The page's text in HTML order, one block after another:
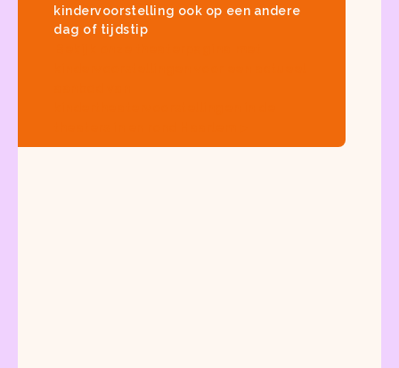
kindervoorstelling ook op een andere
dag of tijdstip